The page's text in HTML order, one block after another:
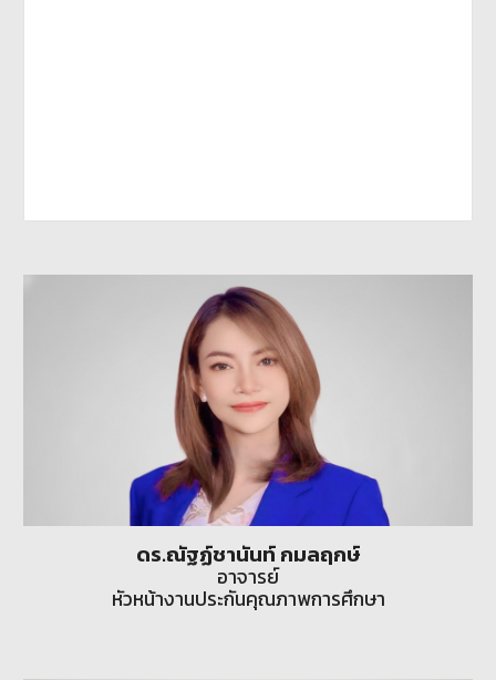
ดร.ณัฐฏ์ชานันท์ กมลฤกษ์
อาจารย์
หัวหน้างานประกันคุณภาพการศึกษา